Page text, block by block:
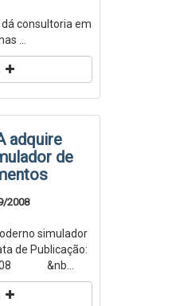
consultoria em
...
adquire
de
2008
simulador
de Publicação:
2008 &nb...